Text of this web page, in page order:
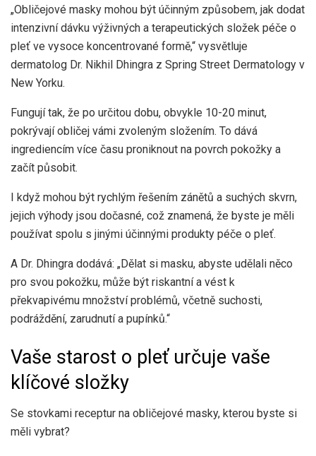
„Obličejové masky mohou být účinným způsobem, jak dodat
intenzivní dávku výživných a terapeutických složek péče o
pleť ve vysoce koncentrované formě,“ vysvětluje
dermatolog Dr. Nikhil Dhingra z Spring Street Dermatology v
New Yorku.
Fungují tak, že po určitou dobu, obvykle 10-20 minut,
pokrývají obličej vámi zvoleným složením. To dává
ingrediencím více času proniknout na povrch pokožky a
začít působit.
I když mohou být rychlým řešením zánětů a suchých skvrn,
jejich výhody jsou dočasné, což znamená, že byste je měli
používat spolu s jinými účinnými produkty péče o pleť.
A Dr. Dhingra dodává: „Dělat si masku, abyste udělali něco
pro svou pokožku, může být riskantní a vést k
překvapivému množství problémů, včetně suchosti,
podráždění, zarudnutí a pupínků.“
Vaše starost o pleť určuje vaše
klíčové složky
Se stovkami receptur na obličejové masky, kterou byste si
měli vybrat?